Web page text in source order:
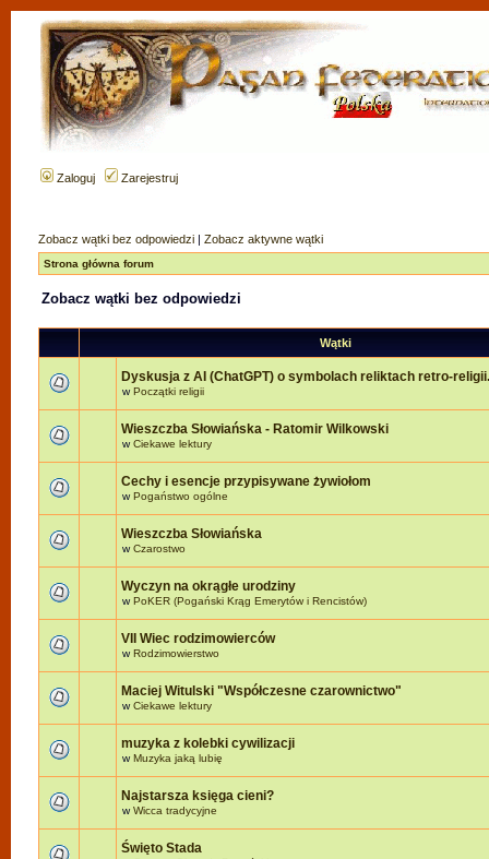
Zaloguj Zarejestruj
Zobacz wątki bez odpowiedzi | Zobacz aktywne wątki
Strona główna forum
Zobacz wątki bez odpowiedzi
Wątki
Dyskusja z AI (ChatGPT) o symbolach reliktach retro-religii.
wPoczątki religii
Wieszczba Słowiańska - Ratomir Wilkowski
wCiekawe lektury
Cechy i esencje przypisywane żywiołom
wPogaństwo ogólne
Wieszczba Słowiańska
wCzarostwo
Wyczyn na okrągłe urodziny
wPoKER (Pogański Krąg Emerytów i Rencistów)
VII Wiec rodzimowierców
wRodzimowierstwo
Maciej Witulski "Współczesne czarownictwo"
wCiekawe lektury
muzyka z kolebki cywilizacji
wMuzyka jaką lubię
Najstarsza księga cieni?
wWicca tradycyjne
Święto Stada